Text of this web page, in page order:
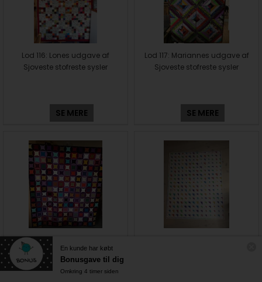
Lod 116: Lones udgave af
Sjoveste stofreste sysler
SE MERE
Lod 117: Mariannes udgave af
Sjoveste stofreste sysler
SE MERE
Lod 118+119+120: Gittes
udgaver af Sjoveste stofreste
sysler
En kunde har købt
Bonusgave til dig
Omkring 4 timer siden